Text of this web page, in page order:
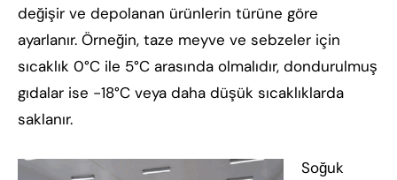
değişir ve depolanan ürünlerin türüne göre
ayarlanır. Örneğin, taze meyve ve sebzeler için
sıcaklık 0°C ile 5°C arasında olmalıdır, dondurulmuş
gıdalar ise -18°C veya daha düşük sıcaklıklarda
saklanır.
Soğuk